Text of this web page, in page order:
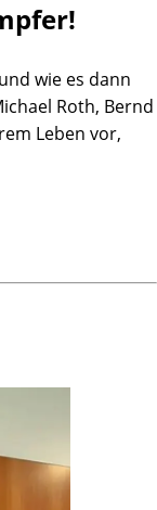
wie es dann
Roth, Bernd
Leben vor,